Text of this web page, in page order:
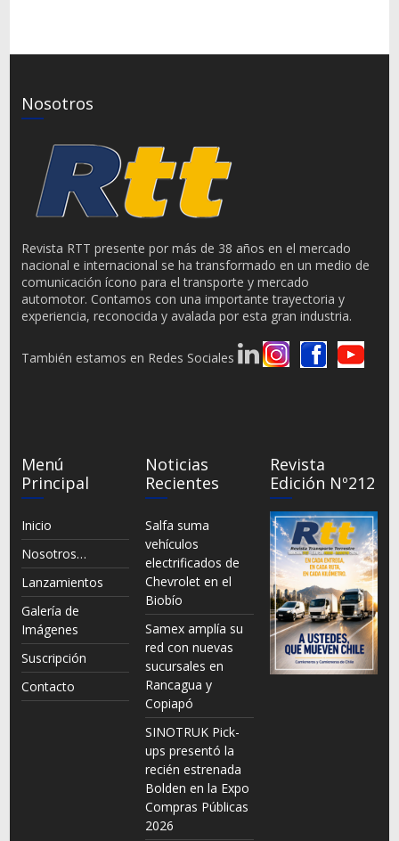
Nosotros
Revista RTT presente por más de 38 años en el mercado
nacional e internacional se ha transformado en un medio de
comunicación ícono para el transporte y mercado
automotor. Contamos con una importante trayectoria y
experiencia, reconocida y avalada por esta gran industria.
También estamos en Redes Sociales
Menú
Principal
Inicio
Nosotros…
Lanzamientos
Galería de
Imágenes
Suscripción
Contacto
Noticias
Recientes
Salfa suma
vehículos
electrificados de
Chevrolet en el
Biobío
Samex amplía su
red con nuevas
sucursales en
Rancagua y
Copiapó
SINOTRUK Pick-
ups presentó la
recién estrenada
Bolden en la Expo
Compras Públicas
2026
Revista
Edición Nº212